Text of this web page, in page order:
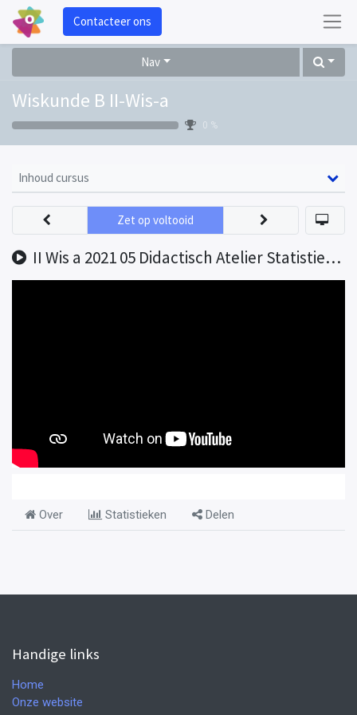
Contacteer ons
Nav
Wiskunde B II-Wis-a
0 %
Inhoud cursus
II Wis a 2021 05 Didactisch Atelier Statistiek en verbanden opname
Zet op voltooid
Over Statistieken Delen
Handige links
Home
Onze website